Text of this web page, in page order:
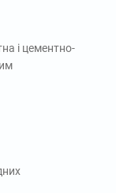
і цементно-